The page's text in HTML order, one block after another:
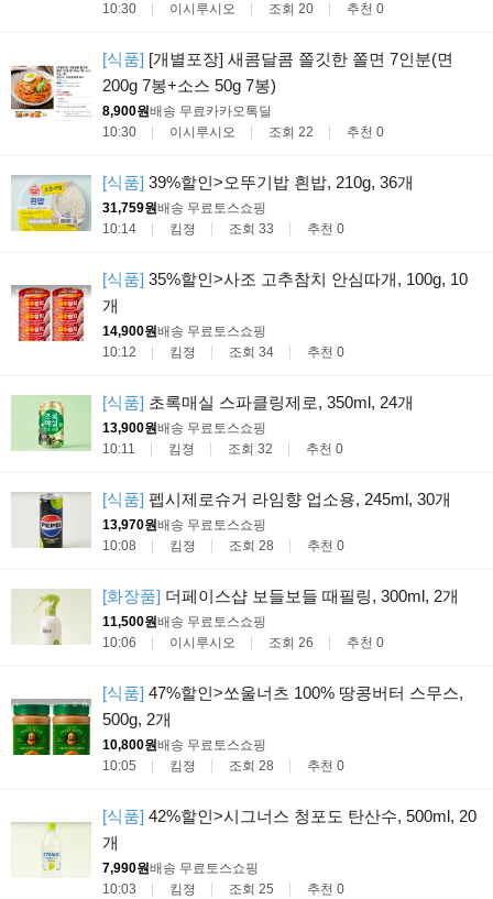
10:30
이시루시오 조회 20 추천 0
[식품] [개별포장] 새콤달콤 쫄깃한 쫄면 7인분(면
200g 7봉+소스 50g 7봉)
8,900원배송 무료카카오톡딜
10:30
이시루시오 조회 22 추천 0
[식품] 39%할인>오뚜기밥 흰밥, 210g, 36개
31,759원배송 무료토스쇼핑
10:14
킴졍 조회 33 추천 0
[식품] 35%할인>사조 고추참치 안심따개, 100g, 10
개
14,900원배송 무료토스쇼핑
10:12
킴졍 조회 34 추천 0
[식품] 초록매실 스파클링제로, 350ml, 24개
13,900원배송 무료토스쇼핑
10:11
킴졍 조회 32 추천 0
[식품] 펩시제로슈거 라임향 업소용, 245ml, 30개
13,970원배송 무료토스쇼핑
10:08
킴졍 조회 28 추천 0
[화장품] 더페이스샵 보들보들 때필링, 300ml, 2개
11,500원배송 무료토스쇼핑
10:06
이시루시오 조회 26 추천 0
[식품] 47%할인>쏘울너츠 100% 땅콩버터 스무스,
500g, 2개
10,800원배송 무료토스쇼핑
10:05
킴졍 조회 28 추천 0
[식품] 42%할인>시그너스 청포도 탄산수, 500ml, 20
개
7,990원배송 무료토스쇼핑
10:03
킴졍 조회 25 추천 0